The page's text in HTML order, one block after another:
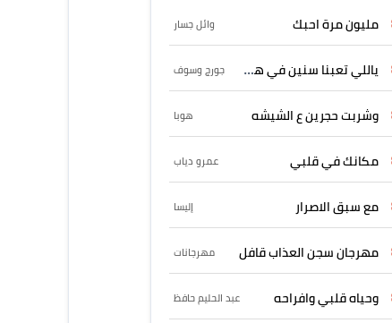
مليون مرة احبك وائل جسار
ياللي تعبنا سنين في هواه جورج وسوف
وشربت حجرين ع الشيشه هوبا
مكانك في قلبي عمرو دياب
مع سبق الاصرار إليسا
مهرجان سجن العذاب قافل مهرجانات
وحياه قلبي وافراحه عبد الحليم حافظ